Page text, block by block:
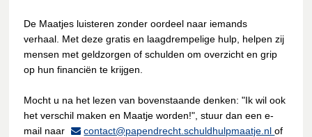
De Maatjes luisteren zonder oordeel naar iemands
verhaal. Met deze gratis en laagdrempelige hulp, helpen zij
mensen met geldzorgen of schulden om overzicht en grip
op hun financiën te krijgen.
Mocht u na het lezen van bovenstaande denken: "Ik wil ook
het verschil maken en Maatje worden!", stuur dan een e-
mail naar
contact@papendrecht.schuldhulpmaatje.nlof